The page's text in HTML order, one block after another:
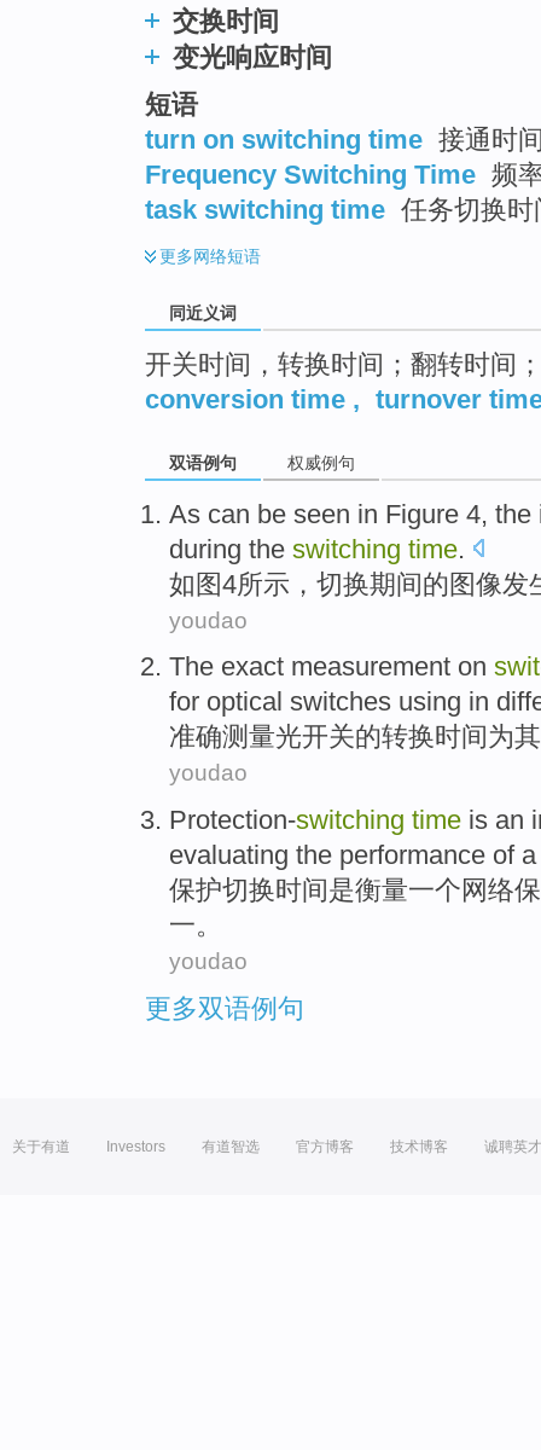
交换时间
变光响应时间
短语
turn on switching time 接通时
Frequency Switching Time 频
task switching time 任务切换时
更多网络短语
同近义词
开关时间，转换时间；翻转时间
conversion time , turnover
双语例句 权威例句
As can be seen in Figure 4, the
during the switching time.
如图4所示， 切换期间的 图像发
youdao
The exact measurement on
for optical switches using in
准确测量光开关的转换时间为其
youdao
Protection-switching time is an
evaluating the performance of
保护切换时间是衡量一个网络
一。
youdao
更多双语例句
关于有道 Investors 有道智选 官方博客 技术博客 诚聘英才